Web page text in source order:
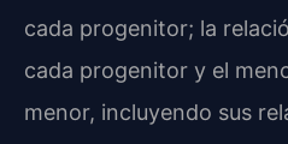
cada progenitor; la
cada progenitor y el
menor, incluyendo sus